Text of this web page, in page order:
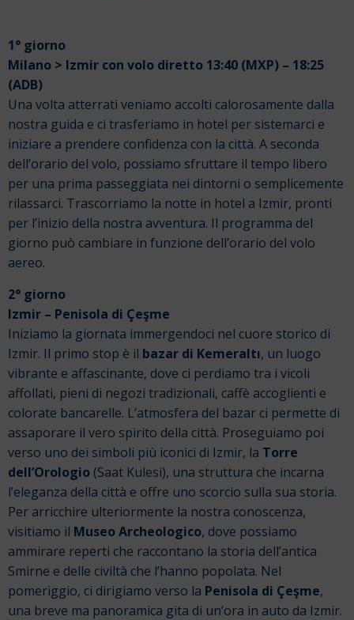
1° giorno
Milano > Izmir con volo diretto 13:40 (MXP) – 18:25
(ADB)
Una volta atterrati veniamo accolti calorosamente dalla
nostra guida e ci trasferiamo in hotel per sistemarci e
iniziare a prendere confidenza con la città. A seconda
dell’orario del volo, possiamo sfruttare il tempo libero
per una prima passeggiata nei dintorni o semplicemente
rilassarci. Trascorriamo la notte in hotel a Izmir, pronti
per l’inizio della nostra avventura. Il programma del
giorno può cambiare in funzione dell’orario del volo
aereo.
2° giorno
Izmir – Penisola di Çeşme
Iniziamo la giornata immergendoci nel cuore storico di
Izmir. Il primo stop è il bazar di Kemeraltı, un luogo
vibrante e affascinante, dove ci perdiamo tra i vicoli
affollati, pieni di negozi tradizionali, caffè accoglienti e
colorate bancarelle. L’atmosfera del bazar ci permette di
assaporare il vero spirito della città. Proseguiamo poi
verso uno dei simboli più iconici di Izmir, la Torre
dell’Orologio (Saat Kulesi), una struttura che incarna
l’eleganza della città e offre uno scorcio sulla sua storia.
Per arricchire ulteriormente la nostra conoscenza,
visitiamo il Museo Archeologico, dove possiamo
ammirare reperti che raccontano la storia dell’antica
Smirne e delle civiltà che l’hanno popolata. Nel
pomeriggio, ci dirigiamo verso la Penisola di Çeşme,
una breve ma panoramica gita di un’ora in auto da Izmir.